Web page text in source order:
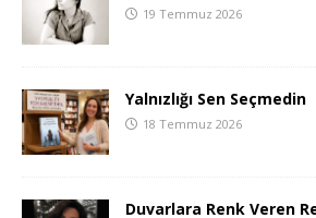
19 Temmuz 2026
Yalnızlığı Sen Seçmedin
18 Temmuz 2026
Duvarlara Renk Veren